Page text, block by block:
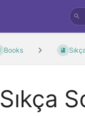
Books
Sıkça